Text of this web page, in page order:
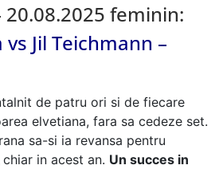
feminin:
Jil Teichmann –
de patru ori si de fiecare
elvetiana, fara sa cedeze set.
sa-si ia revansa pentru
in acest an. Un succes in